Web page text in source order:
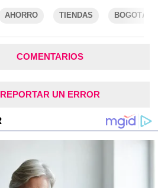
AHORRO TIENDAS BOGOTÁ
COMENTARIOS
REPORTAR UN ERROR